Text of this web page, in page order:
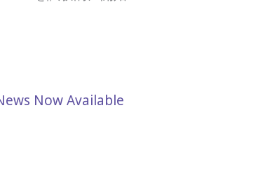
Now Available